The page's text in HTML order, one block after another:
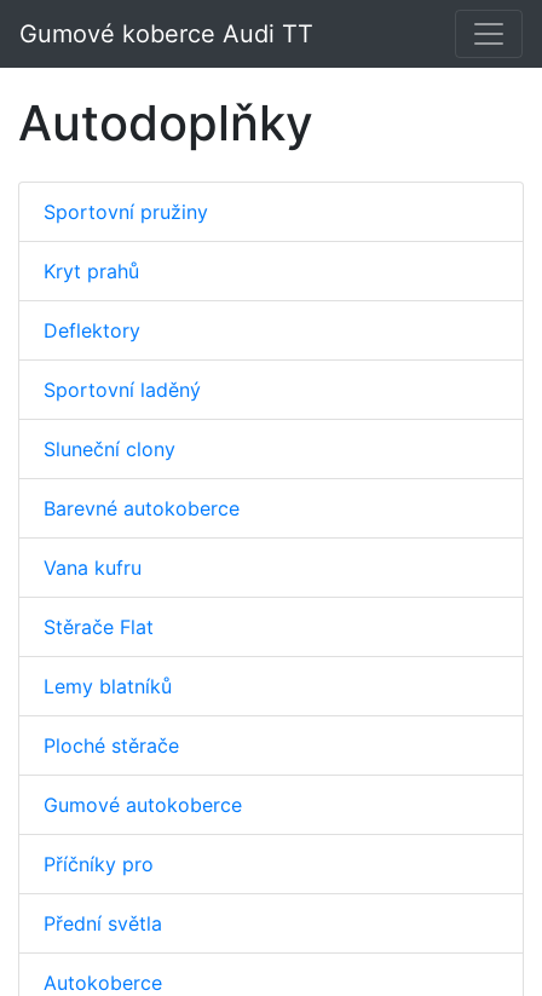
Gumové koberce Audi TT
Autodoplňky
Sportovní pružiny
Kryt prahů
Deflektory
Sportovní laděný
Sluneční clony
Barevné autokoberce
Vana kufru
Stěrače Flat
Lemy blatníků
Ploché stěrače
Gumové autokoberce
Příčníky pro
Přední světla
Autokoberce